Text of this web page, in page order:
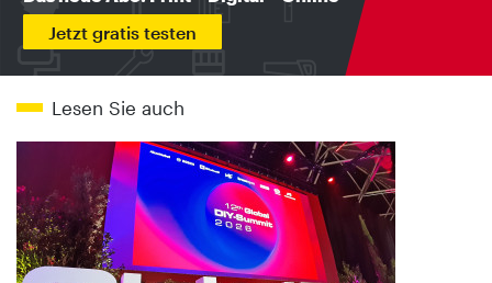
Jetzt gratis testen
Lesen Sie auch